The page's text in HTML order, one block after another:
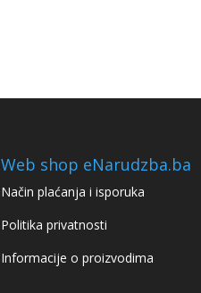
Web shop eNarudzba.ba
Način plaćanja i isporuka
Politika privatnosti
Informacije o proizvodima